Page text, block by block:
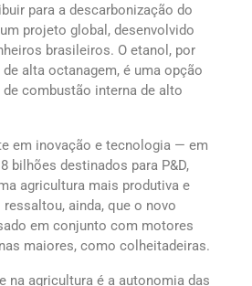
para a descarbonização do
projeto global, desenvolvido
brasileiros. O etanol, por
alta octanagem, é uma opção
combustão interna de alto
em inovação e tecnologia — em
bilhões destinados para P&D,
agricultura mais produtiva e
ainda, que o novo
em conjunto com motores
maiores, como colheitadeiras.
na agricultura é a autonomia das